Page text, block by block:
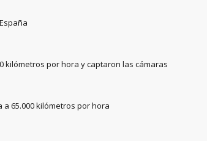
kilómetros por hora y captaron las cámaras
65.000 kilómetros por hora